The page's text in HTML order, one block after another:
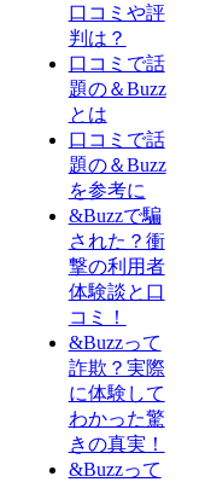
口コミや評
判は？
口コミで話
題の＆Buzz
とは
口コミで話
題の＆Buzz
を参考に
&Buzzで騙
された？衝
撃の利用者
体験談と口
コミ！
&Buzzって
詐欺？実際
に体験して
わかった驚
きの真実！
&Buzzって